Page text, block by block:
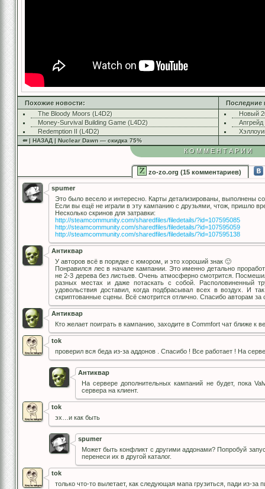
Похожие новости:
The Bloody Moors (L4D2)
Money-Survival Building Game (L4D2)
Redemption II (L4D2)
Последние
Новый
⇚ | НАЗАД | Nuclear Dawn — скидка 75%
КОММЕНТАРИИ
zo-zo.org (15 комментариев)
spumer
Это было весело и интересно. Карты детализированы, выполнены
Если вы ещё не играли в эту кампанию с друзьями, чтож, пришло
Несколько скринов для затравки:
http://steamcommunity.com/sharedfiles/filedetails/?id=107595085
http://steamcommunity.com/sharedfiles/filedetails/?id=107595059
http://steamcommunity.com/sharedfiles/filedetails/?id=107595138
Антиквар
У авторов всё в порядке с юмором, и это хороший знак 🙂
Понравился лес в начале кампании. Это именно детально
не 2-3 дерева без листьев. Очень атмосферно смотрится.
разных местах и даже потаскать с собой. Располовиненный
удовольствия доставил, когда подбрасывал всех в воздух. И
скриптованные сцены. Всё смотрится отлично. Спасибо авторам за
Антиквар
Кто желает поиграть в кампанию, заходите в Commfort чат ближе к
tok
проверил вся беда из-за аддонов . Спасибо ! Все работает ! На
Антиквар
На сервере дополнительных кампаний не будет, пока
сервера на клиент.
tok
эх…и как быть
spumer
Может быть конфликт с другими аддонами? Попробуй
перенеси их в другой каталог.
tok
только что-то вылетает, как следующая мапа грузиться, пади из-за